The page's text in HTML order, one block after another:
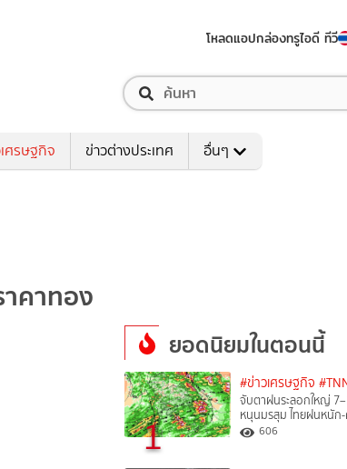
โหลดแอปกล่องทรูไอดี ทีวี
ศรษฐกิจ ข่าวต่างประเทศ อื่นๆ
คาทอง
ยอดนิยมในตอนนี้
1
#ข่าวเศรษฐกิจ
จับตาฝนระลอกใหญ่
หนุนมรสุม ไทยฝนหนัก-
606